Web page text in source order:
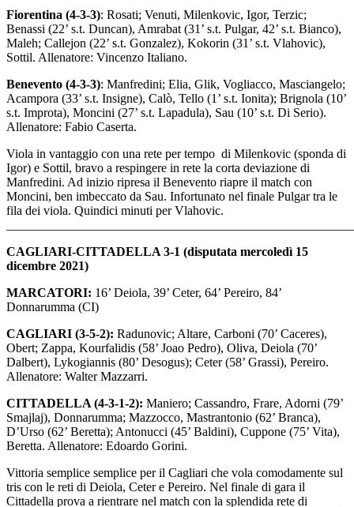
Fiorentina (4-3-3): Rosati; Venuti, Milenkovic, Igor, Terzic;
Benassi (22’ s.t. Duncan), Amrabat (31’ s.t. Pulgar, 42’ s.t. Bianco),
Maleh; Callejon (22’ s.t. Gonzalez), Kokorin (31’ s.t. Vlahovic),
Sottil. Allenatore: Vincenzo Italiano.
Benevento (4-3-3): Manfredini; Elia, Glik, Vogliacco, Masciangelo;
Acampora (33’ s.t. Insigne), Calò, Tello (1’ s.t. Ionita); Brignola (10’
s.t. Improta), Moncini (27’ s.t. Lapadula), Sau (10’ s.t. Di Serio).
Allenatore: Fabio Caserta.
Viola in vantaggio con una rete per tempo di Milenkovic (sponda di
Igor) e Sottil, bravo a respingere in rete la corta deviazione di
Manfredini. Ad inizio ripresa il Benevento riapre il match con
Moncini, ben imbeccato da Sau. Infortunato nel finale Pulgar tra le
fila dei viola. Quindici minuti per Vlahovic.
CAGLIARI-CITTADELLA 3-1 (disputata mercoledì 15
dicembre 2021)
MARCATORI: 16’ Deiola, 39’ Ceter, 64’ Pereiro, 84’
Donnarumma (CI)
CAGLIARI (3-5-2): Radunovic; Altare, Carboni (70’ Caceres),
Obert; Zappa, Kourfalidis (58’ Joao Pedro), Oliva, Deiola (70’
Dalbert), Lykogiannis (80’ Desogus); Ceter (58’ Grassi), Pereiro.
Allenatore: Walter Mazzarri.
CITTADELLA (4-3-1-2): Maniero; Cassandro, Frare, Adorni (79’
Smajlaj), Donnarumma; Mazzocco, Mastrantonio (62’ Branca),
D’Urso (62’ Beretta); Antonucci (45’ Baldini), Cuppone (75’ Vita),
Beretta. Allenatore: Edoardo Gorini.
Vittoria semplice semplice per il Cagliari che vola comodamente sul
tris con le reti di Deiola, Ceter e Pereiro. Nel finale di gara il
Cittadella prova a rientrare nel match con la splendida rete di